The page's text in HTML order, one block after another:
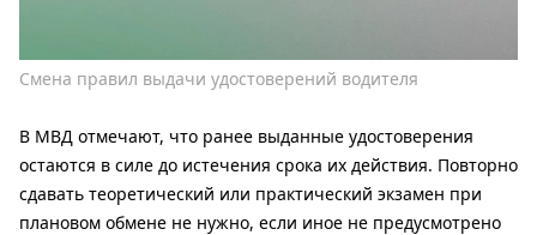
Смена правил выдачи удостоверений водителя
В МВД отмечают, что ранее выданные удостоверения
остаются в силе до истечения срока их действия. Повторно
сдавать теоретический или практический экзамен при
плановом обмене не нужно, если иное не предусмотрено